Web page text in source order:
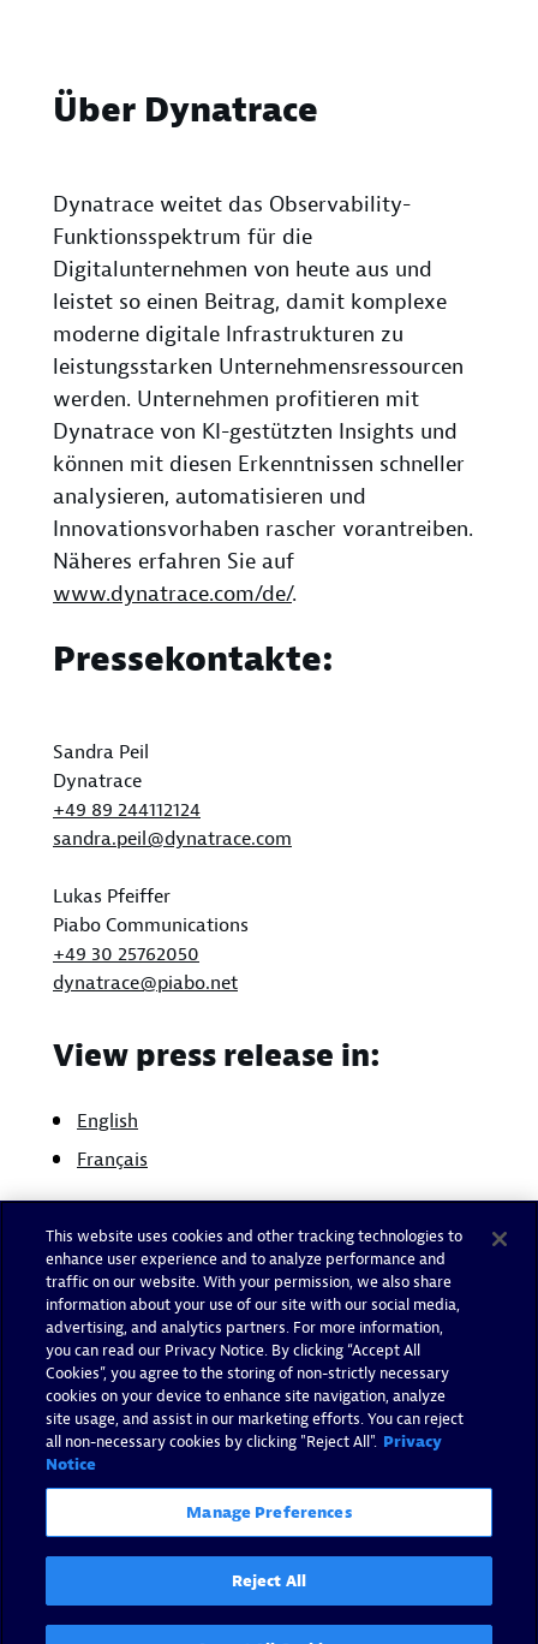
Über Dynatrace
Dynatrace weitet das Observability-
Funktionsspektrum für die
Digitalunternehmen von heute aus und
leistet so einen Beitrag, damit komplexe
moderne digitale Infrastrukturen zu
leistungsstarken Unternehmensressourcen
werden. Unternehmen profitieren mit
Dynatrace von KI-gestützten Insights und
können mit diesen Erkenntnissen schneller
analysieren, automatisieren und
Innovationsvorhaben rascher vorantreiben.
Näheres erfahren Sie auf
www.dynatrace.com/de/.
Pressekontakte:
Sandra Peil
Dynatrace
+49 89 244112124
sandra.peil@dynatrace.com
Lukas Pfeiffer
Piabo Communications
+49 30 25762050
dynatrace@piabo.net
View press release in:
English
Français
This website uses cookies and other tracking technologies to
enhance user experience and to analyze performance and
traffic on our website. With your permission, we also share
information about your use of our site with our social media,
advertising, and analytics partners. For more information,
you can read our Privacy Notice. By clicking “Accept All
Cookies”, you agree to the storing of non-strictly necessary
cookies on your device to enhance site navigation, analyze
site usage, and assist in our marketing efforts. You can reject
all non-necessary cookies by clicking "Reject All". Privacy
Notice
Manage Preferences
Reject All